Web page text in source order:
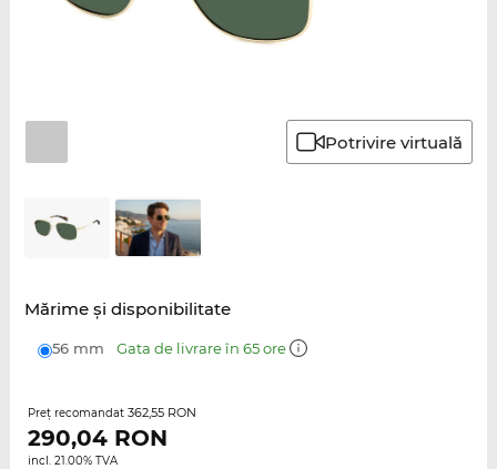
Potrivire virtuală
Mărime şi disponibilitate
56 mm Gata de livrare în 65 ore
Preţ recomandat 362,55 RON
290,04RON
incl. 21.00% TVA